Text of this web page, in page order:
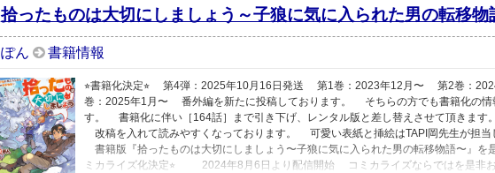
拾ったものは大切にしましょう～子狼に気に入られた男の転移物
ぽん 書籍情報
⭐︎書籍化決定⭐︎ 第4弾：2025年10月16日発送 第1巻：2023年12月〜 第2巻：
巻：2025年1月〜 番外編を新たに投稿しております。 そちらの方でも書籍化の情
す。 書籍化に伴い［164話］まで引き下げ、レンタル版と差し替えさせて頂きま
改稿を入れて読みやすくなっております。 可愛い表紙と挿絵はTAPI岡先生が担当
書籍版『拾ったものは大切にしましょう〜子狼に気に入られた男の転移物語〜』を
ミカライズ化決定⭐︎ 2024年8月6日より配信開始 コミカライズならではを是非お